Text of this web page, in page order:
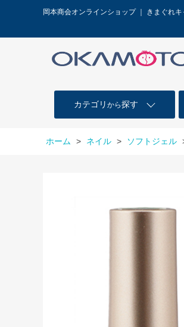
岡本商会オンラインショップ ｜ きまぐれ
カテゴリ から探す
ホーム > ネイル > ソフトジェル